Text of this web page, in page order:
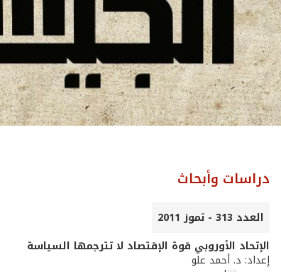
دراسات وأبحاث
العدد 313 - تموز 2011
الإتحاد الأوروبي قوة الإقتصاد لا تترجمها السياسة
إعداد: د. أحمد علو